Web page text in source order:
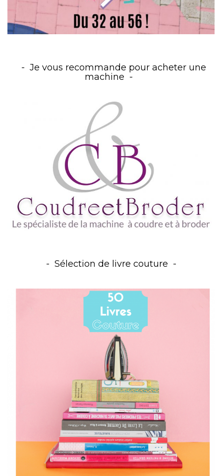
Je vous recommande pour acheter une
machine
Sélection de livre couture